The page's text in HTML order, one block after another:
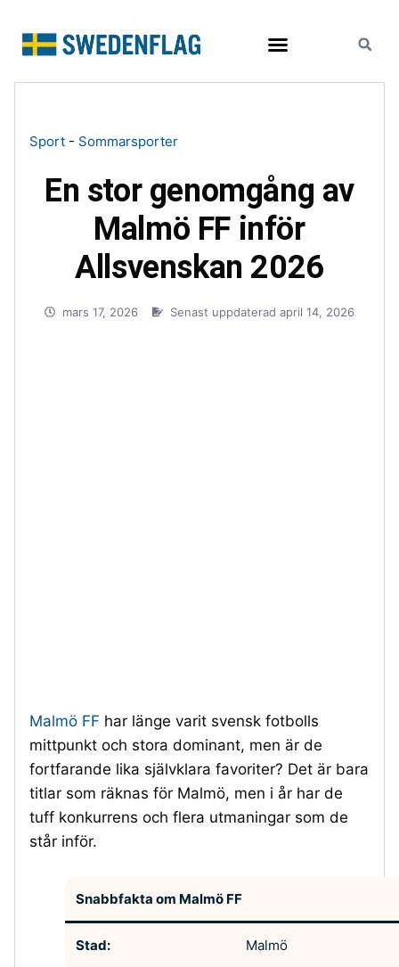
Sport - Sommarsporter
En stor genomgång av
Malmö FF inför
Allsvenskan 2026
mars 17, 2026 Senast uppdaterad april 14, 2026
Malmö FF har länge varit svensk fotbolls
mittpunkt och stora dominant, men är de
fortfarande lika självklara favoriter? Det är bara
titlar som räknas för Malmö, men i år har de
tuff konkurrens och flera utmaningar som de
står inför.
Snabbfakta om Malmö FF
Stad: Malmö